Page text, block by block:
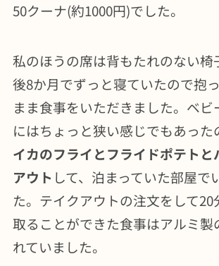
50クーナ(約1000円)でした。
私のほうの席は背もたれのない椅
後8か月でずっと寝ていたので抱
まま食事をいただきました。ベビ
にはちょっと狭い感じでもあった
イカのフライとフライドポテトと
アウト して、泊まっていた部屋で
た。テイクアウトの注文をして20
取ることができた食事はアルミ製
れていました。